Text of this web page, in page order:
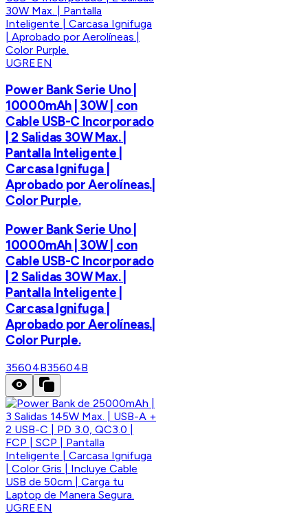
UGREEN
Power Bank Serie Uno |
10000mAh | 30W | con
Cable USB-C Incorporado
| 2 Salidas 30W Max. |
Pantalla Inteligente |
Carcasa Ignifuga |
Aprobado por Aerolíneas.|
Color Purple.
Power Bank Serie Uno |
10000mAh | 30W | con
Cable USB-C Incorporado
| 2 Salidas 30W Max. |
Pantalla Inteligente |
Carcasa Ignifuga |
Aprobado por Aerolíneas.|
Color Purple.
35604B35604B
UGREEN